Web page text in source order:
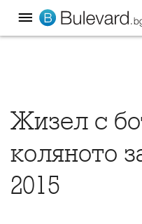
Жизел с
коляното
2015